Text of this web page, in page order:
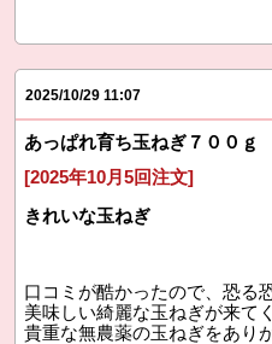
2025/10/29 11:07
あっぱれ育ち玉ねぎ７００ｇ
[2025年10月5回注文]
きれいな玉ねぎ
口コミが酷かったので、恐る
美味しい綺麗な玉ねぎが来て
貴重な無農薬の玉ねぎをあり